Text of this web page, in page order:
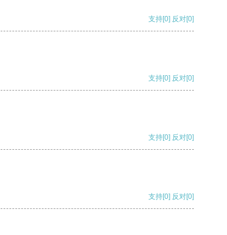
支持[0] 反对[0]
支持[0] 反对[0]
支持[0] 反对[0]
支持[0] 反对[0]